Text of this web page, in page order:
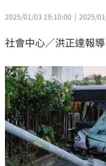
2025/01/03 19:10:00 2025/
社會中心／洪正達報導